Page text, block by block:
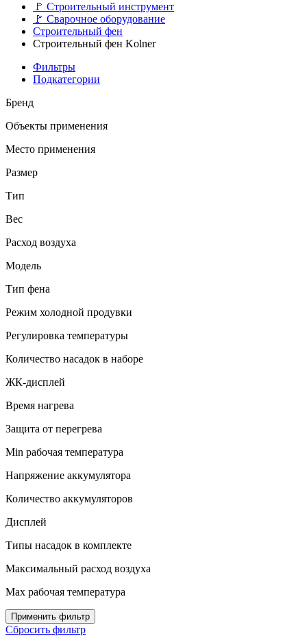
🚩 Строительный инструмент
🚩 Сварочное оборудование
Строительный фен
Строительный фен Kolner
Фильтры
Подкатегории
Бренд
Объекты применения
Место применения
Размер
Тип
Вес
Расход воздуха
Модель
Тип фена
Режим холодной продувки
Регулировка температуры
Количество насадок в наборе
ЖК-дисплей
Время нагрева
Защита от перегрева
Min рабочая температура
Напряжение аккумулятора
Количество аккумуляторов
Дисплей
Типы насадок в комплекте
Максимальный расход воздуха
Max рабочая температура
Применить фильтр
Сбросить фильтр